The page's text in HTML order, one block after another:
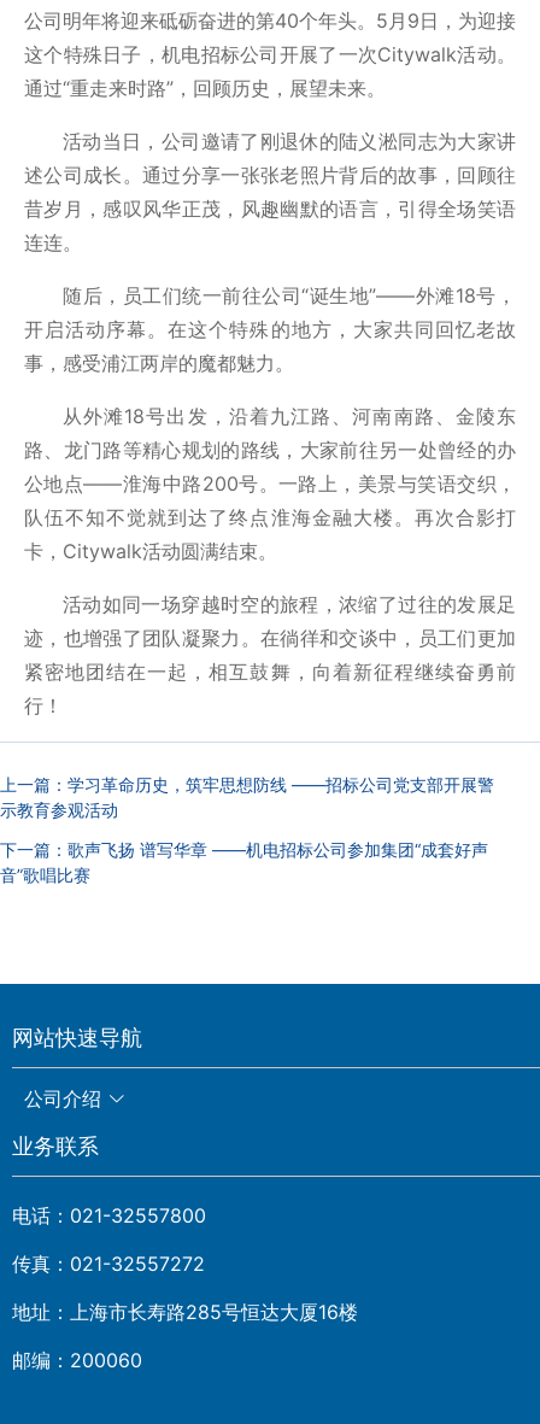
公司明年将迎来砥砺奋进的第40个年头。5月9日，为迎接
这个特殊日子，机电招标公司开展了一次Citywalk活动。
通过“重走来时路”，回顾历史，展望未来。
活动当日，公司邀请了刚退休的陆义淞同志为大家讲
述公司成长。通过分享一张张老照片背后的故事，回顾往
昔岁月，感叹风华正茂，风趣幽默的语言，引得全场笑语
连连。
随后，员工们统一前往公司“诞生地”——外滩18号，
开启活动序幕。在这个特殊的地方，大家共同回忆老故
事，感受浦江两岸的魔都魅力。
从外滩18号出发，沿着九江路、河南南路、金陵东
路、龙门路等精心规划的路线，大家前往另一处曾经的办
公地点——淮海中路200号。一路上，美景与笑语交织，
队伍不知不觉就到达了终点淮海金融大楼。再次合影打
卡，Citywalk活动圆满结束。
活动如同一场穿越时空的旅程，浓缩了过往的发展足
迹，也增强了团队凝聚力。在徜徉和交谈中，员工们更加
紧密地团结在一起，相互鼓舞，向着新征程继续奋勇前
行！
上一篇： 学习革命历史，筑牢思想防线 ——招标公司党支部开展警
示教育参观活动
下一篇： 歌声飞扬 谱写华章 ——机电招标公司参加集团“成套好声
音”歌唱比赛
网站快速导航
公司介绍
业务联系
电话：021-32557800
传真：021-32557272
地址：上海市长寿路285号恒达大厦16楼
邮编：200060